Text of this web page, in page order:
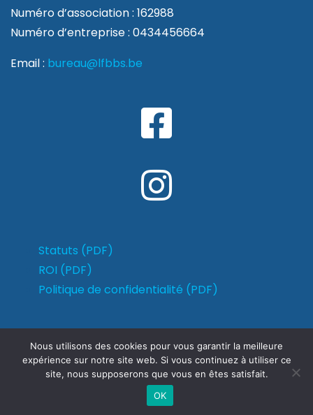
Numéro d’association : 162988
Numéro d’entreprise : 0434456664
Email : bureau@lfbbs.be
Statuts (PDF)
ROI (PDF)
Politique de confidentialité (PDF)
Nous utilisons des cookies pour vous garantir la meilleure
expérience sur notre site web. Si vous continuez à utiliser ce
site, nous supposerons que vous en êtes satisfait.
OK